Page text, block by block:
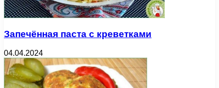
Запечённая паста с креветками
04.04.2024